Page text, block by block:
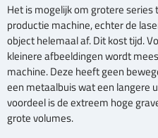
Het is mogelijk om grotere series
productie machine, echter de
object helemaal af. Dit kost tijd.
kleinere afbeeldingen wordt
machine. Deze heeft geen
een metaalbuis wat een langere
voordeel is de extreem hoge
grote volumes.